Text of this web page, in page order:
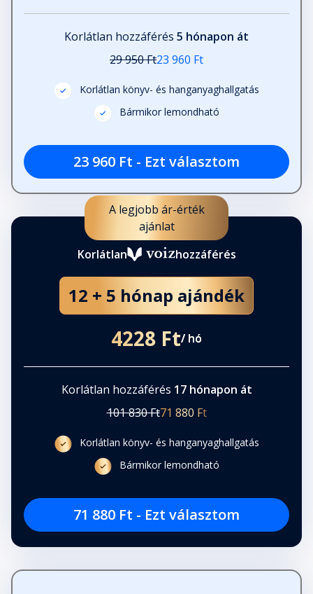
Korlátlan hozzáférés 5 hónapon át
29 950 Ft23 960 Ft
Korlátlan könyv- és hanganyaghallgatás
Bármikor lemondható
23 960 Ft - Ezt választom
A legjobb ár-érték
ajánlat
Korlátlan
hozzáférés
12 + 5 hónap ajándék
4228 Ft/ hó
Korlátlan hozzáférés 17 hónapon át
101 830 Ft71 880 Ft
Korlátlan könyv- és hanganyaghallgatás
Bármikor lemondható
71 880 Ft - Ezt választom